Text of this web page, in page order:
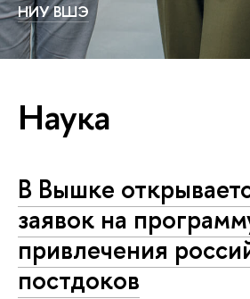
НИУ ВШЭ
Наука
В Вышке
заявок на
привлечения
постдоков